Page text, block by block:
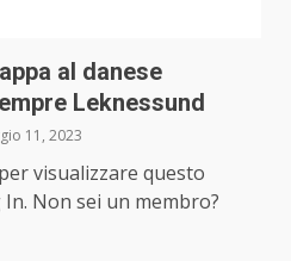
al danese
Leknessund
11, 2023
visualizzare questo
Non sei un membro?